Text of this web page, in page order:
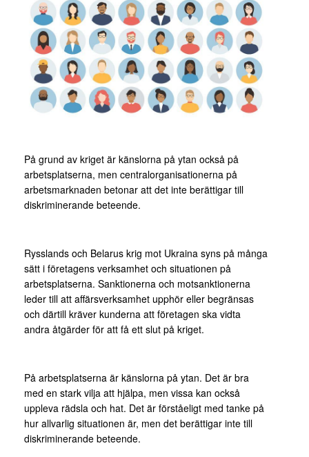
På grund av kriget är känslorna på ytan också på
arbetsplatserna, men centralorganisationerna på
arbetsmarknaden betonar att det inte berättigar till
diskriminerande beteende.
Rysslands och Belarus krig mot Ukraina syns på många
sätt i företagens verksamhet och situationen på
arbetsplatserna. Sanktionerna och motsanktionerna
leder till att affärsverksamhet upphör eller begränsas
och därtill kräver kunderna att företagen ska vidta
andra åtgärder för att få ett slut på kriget.
På arbetsplatserna är känslorna på ytan. Det är bra
med en stark vilja att hjälpa, men vissa kan också
uppleva rädsla och hat. Det är förståeligt med tanke på
hur allvarlig situationen är, men det berättigar inte till
diskriminerande beteende.